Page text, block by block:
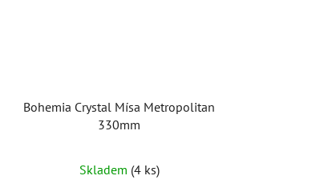
Bohemia Crystal Mísa Metropolitan
330mm
Skladem (4 ks)